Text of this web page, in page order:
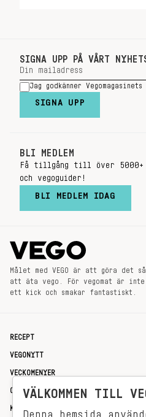
SIGNA UPP PÅ VÅRT
Jag godkänner Vegomagasinets
SIGNA UPP
BLI MEDLEM
Få tillgång till över
och vegoguider!
BLI MEDLEM IDAG
Målet med VEGO är att göra
att äta vego. För vegomat är
ett kick och smakar fantastiskt.
RECEPT
VEGONYTT
VECKOMENYER
OM OSS
KONTAKT
VÄLKOMMEN TILL
Denna hemsida